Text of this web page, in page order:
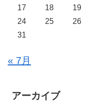
17
18 19
24
25 26
31
« 7月
アーカイブ